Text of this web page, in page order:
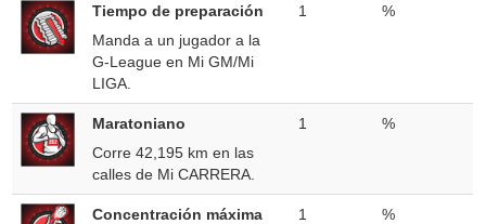
Tiempo de preparación
Manda a un jugador a la
G-League en Mi GM/Mi
LIGA.
1 %
Maratoniano
Corre 42,195 km en las
calles de Mi CARRERA.
1 %
Concentración máxima
1 %